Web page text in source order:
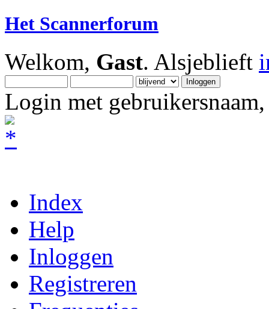
Het Scannerforum
Welkom, Gast. Alsjeblieft
Login met
Index
Help
Inloggen
Registreren